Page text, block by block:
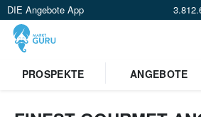
DIE Angebote App
PROSPEKTE
ANGEBOTE